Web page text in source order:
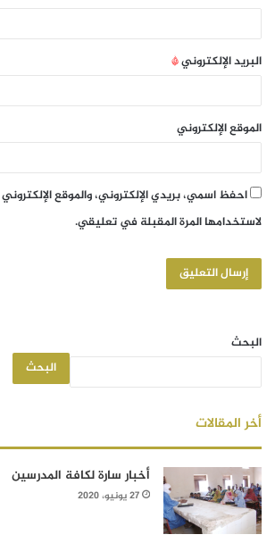
البريد الإلكتروني*
الموقع الإلكتروني
احفظ اسمي، بريدي الإلكتروني، والموقع
لاستخدامها المرة المقبلة في تعليقي.
البحث
البحث
أخر المقالات
أخبار سارة لكافة المدرسين
27 يونيو، 2020